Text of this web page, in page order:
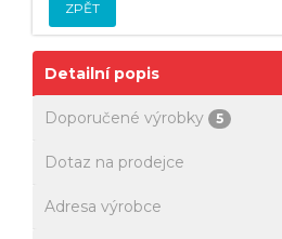
ZPĚT
Detailní popis
Doporučené výrobky 5
Dotaz na prodejce
Adresa výrobce